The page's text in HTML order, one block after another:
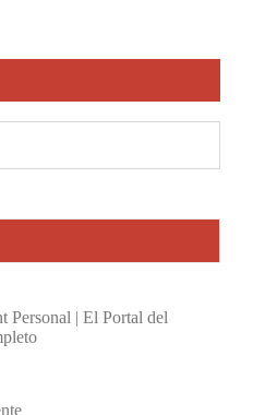
Personal | El Portal del